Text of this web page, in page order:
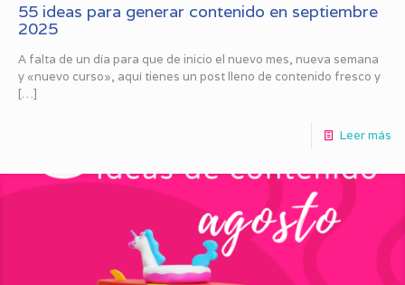
55 ideas para generar contenido en septiembre
2025
A falta de un día para que de inicio el nuevo mes, nueva semana
y «nuevo curso», aquí tienes un post lleno de contenido fresco y
[…]
Leer más